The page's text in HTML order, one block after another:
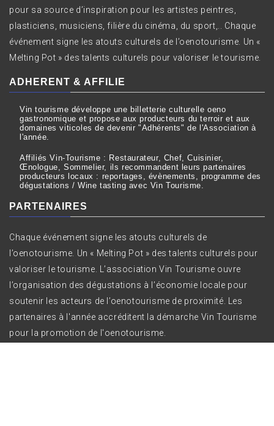
pour sa source d’inspiration pour les artistes peintres,
plasticiens, musiciens, filière du cinéma, du sport,.. Chaque
événement signe les atouts culturels de l’oenotourisme. Un «
Melting Pot » des talents culturels pour valoriser le tourisme.
ADHERENT & AFFILIE
Vin tourisme développe une billetterie culturelle oeno
gastronomique et propose aux producteurs du terroir et aux
domaines viticoles de devenir "Adhérents" de l'Association à
l'année.
Affiliés Vin-Tourisme : Restaurateur, Chef, Cuisinier,
Œnologue, Sommelier, ils recommandent leurs partenaires
producteurs locaux : reportages, évènements, programme des
dégustations / Wine tasting avec Vin Tourisme.
PARTENAIRES
Chaque événement signe les atouts culturels de
l’oenotourisme. Un « Melting Pot » des talents culturels pour
valoriser le tourisme. L’association Vin Tourisme ouvre
l’organisation des dégustations à l’économie locale pour
soutenir les acteurs de l’oenotourisme de proximité. Les
partenaires à l'année accréditent la démarche Vin Tourisme
pour la promotion de l'oenotourisme.